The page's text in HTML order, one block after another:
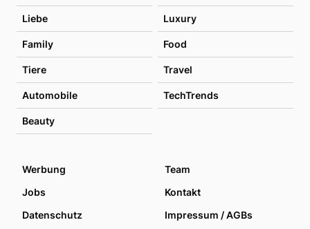
Liebe Luxury
Family Food
Tiere Travel
Automobile TechTrends
Beauty
Werbung
Team
Jobs
Kontakt
Datenschutz
Impressum / AGBs